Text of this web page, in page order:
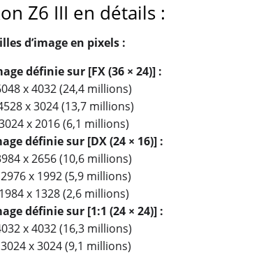
Z6 III en détails :
d’image en pixels :
définie sur [FX (36 × 24)] :
x 4032 (24,4 millions)
x 3024 (13,7 millions)
x 2016 (6,1 millions)
définie sur [DX (24 × 16)] :
x 2656 (10,6 millions)
x 1992 (5,9 millions)
x 1328 (2,6 millions)
définie sur [1:1 (24 × 24)] :
x 4032 (16,3 millions)
x 3024 (9,1 millions)